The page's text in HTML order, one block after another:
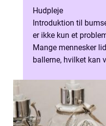
Hudpleje
Introduktion til
er ikke kun et
Mange mennesker
ballerne, hvilket kan